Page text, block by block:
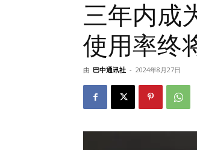
三年内成
使用率终
由 巴中通讯社 - 2024年8月27日